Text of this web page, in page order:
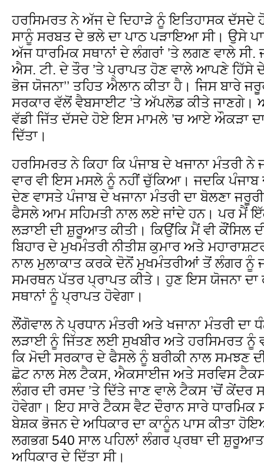
ਹਰਸਿਮਰਤ ਨੇ ਅੱਜ ਦੇ ਦਿਹਾੜੇ ਨੂੰ ਇਤਿਹਾਸਕ ਦੱਸਦੇ
ਸਾਨੂੰ ਸਰਬਤ ਦੇ ਭਲੇ ਦਾ ਪਾਠ ਪੜਾਇਆ ਸੀ। ਉਸੇ
ਅੱਜ ਧਾਰਮਿਕ ਸਥਾਨਾਂ ਦੇ ਲੰਗਰਾਂ ’ਤੇ ਲਗਣ ਵਾਲੇ
ਐਸ. ਟੀ. ਦੇ ਤੌਰ ’ਤੇ ਪ੍ਰਾਪਤ ਹੋਣ ਵਾਲੇ ਆਪਣੇ ਹਿੱਸੇ
ਭੋਜ ਯੋਜਨਾ’’ ਤਹਿਤ ਐਲਾਨ ਕੀਤਾ ਹੈ। ਜਿਸ ਬਾਰੇ
ਸਰਕਾਰ ਵੱਲੋਂ ਵੈਬਸਾਈਟ ’ਤੇ ਅੱਪਲੋਡ ਕੀਤੇ ਜਾਣਗੇ।
ਵੱਡੀ ਜਿੱਤ ਦੱਸਦੇ ਹੋਏ ਇਸ ਮਾਮਲੇ ’ਚ ਆਏ ਔਕੜਾ ਦਾ
ਦਿੱਤਾ।
ਹਰਸਿਮਰਤ ਨੇ ਕਿਹਾ ਕਿ ਪੰਜਾਬ ਦੇ ਖਜਾਨਾ ਮੰਤਰੀ
ਵਾਰ ਵੀ ਇਸ ਮਸਲੇ ਨੂੰ ਨਹੀਂ ਚੁੱਕਿਆ। ਜਦਕਿ
ਦੇਣ ਵਾਸਤੇ ਪੰਜਾਬ ਦੇ ਖਜਾਨਾ ਮੰਤਰੀ ਦਾ ਬੋਲਣਾ
ਫੈਸਲੇ ਆਮ ਸਹਿਮਤੀ ਨਾਲ ਲਏ ਜਾਂਦੇ ਹਨ। ਪਰ ਮੈਂ
ਲੜਾਈ ਦੀ ਸ਼ੁਰੂਆਤ ਕੀਤੀ। ਕਿਉਂਕਿ ਮੈਂ ਵੀ ਕੌਂਸਿਲ
ਬਿਹਾਰ ਦੇ ਮੁਖਮੰਤਰੀ ਨੀਤੀਸ਼ ਕੁਮਾਰ ਅਤੇ
ਨਾਲ ਮੁਲਾਕਾਤ ਕਰਕੇ ਦੋਨੋਂ ਮੁਖਮੰਤਰੀਆਂ ਤੋਂ ਲੰਗਰ ਨੂੰ
ਸਮਰਥਨ ਪੱਤਰ ਪ੍ਰਾਪਤ ਕੀਤੇ। ਹੁਣ ਇਸ ਯੋਜਨਾ ਦਾ
ਸਥਾਨਾਂ ਨੂੰ ਪ੍ਰਾਪਤ ਹੋਵੇਗਾ।
ਲੌਂਗੋਵਾਲ ਨੇ ਪ੍ਰਧਾਨ ਮੰਤਰੀ ਅਤੇ ਖਜਾਨਾ ਮੰਤਰੀ ਦਾ
ਲੜਾਈ ਨੂੰ ਜਿੱਤਣ ਲਈ ਸੁਖਬੀਰ ਅਤੇ ਹਰਸਿਮਰਤ ਨੂੰ
ਕਿ ਮੋਦੀ ਸਰਕਾਰ ਦੇ ਫੈਸਲੇ ਨੂੰ ਬਰੀਕੀ ਨਾਲ ਸਮਝਣ
ਛੋਟ ਨਾਲ ਸੇਲ ਟੈਕਸ, ਐਕਸਾਈਜ ਅਤੇ ਸਰਵਿਸ ਟੈਕਸ
ਲੰਗਰ ਦੀ ਰਸਦ ’ਤੇ ਦਿੱਤੇ ਜਾਣ ਵਾਲੇ ਟੈਕਸ ’ਚੋਂ ਕੇਂਦਰ
ਹੋਵੇਗਾ। ਇਹ ਸਾਰੇ ਟੈਕਸ ਵੈਟ ਦੌਰਾਨ ਸਾਰੇ ਧਾਰਮਿਕ
ਬੇਸ਼ਕ ਭੋਜਨ ਦੇ ਅਧਿਕਾਰ ਦਾ ਕਾਨੂੰਨ ਪਾਸ ਕੀਤਾ
ਲਗਭਗ 540 ਸਾਲ ਪਹਿਲਾਂ ਲੰਗਰ ਪ੍ਰਥਾ ਦੀ
ਅਧਿਕਾਰ ਦੇ ਦਿੱਤਾ ਸੀ।